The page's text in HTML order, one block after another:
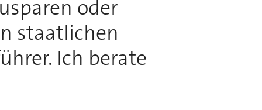
oder
staatlichen
Ich berate